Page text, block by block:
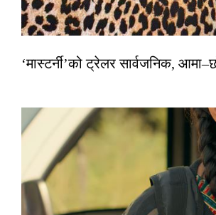
‘मास्टर्नी’को ट्रेलर सार्वजनिक,